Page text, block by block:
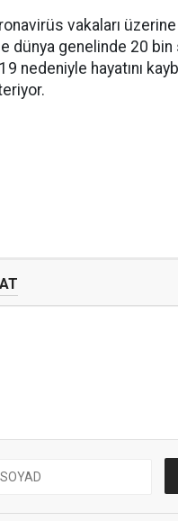
vakaları üzerine
dünya genelinde 20 bin
19 nedeniyle hayatını